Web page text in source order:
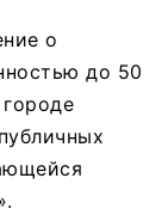
о
до 50